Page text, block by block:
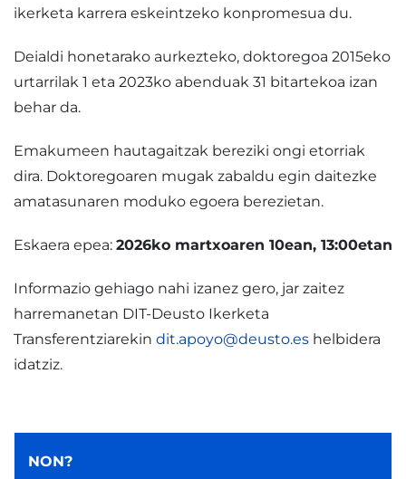
ikerketa karrera eskeintzeko konpromesua du.
Deialdi honetarako aurkezteko, doktoregoa 2015eko
urtarrilak 1 eta 2023ko abenduak 31 bitartekoa izan
behar da.
Emakumeen hautagaitzak bereziki ongi etorriak
dira. Doktoregoaren mugak zabaldu egin daitezke
amatasunaren moduko egoera berezietan.
Eskaera epea: 2026ko martxoaren 10ean, 13:00etan
Informazio gehiago nahi izanez gero, jar zaitez
harremanetan DIT-Deusto Ikerketa
Transferentziarekin dit.apoyo@deusto.es helbidera
idatziz.
NON?